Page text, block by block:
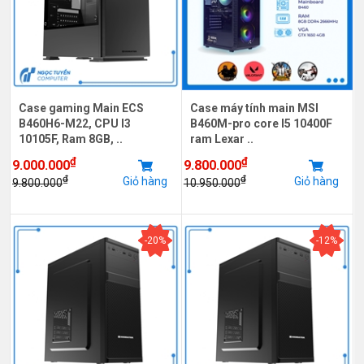
Case gaming Main ECS
B460H6-M22, CPU I3
10105F, Ram 8GB, ..
9.000.000₫
9.800.000₫ Giỏ hàng
Case máy tính main MSI
B460M-pro core I5 10400F
ram Lexar ..
9.800.000₫
10.950.000₫ Giỏ hàng
-20% -12%